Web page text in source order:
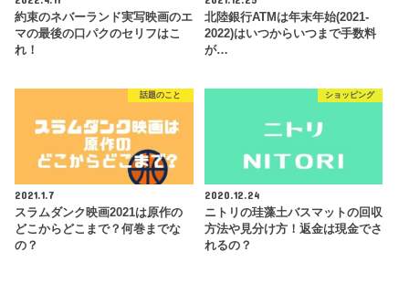
約束のネバーランド実写映画のエ
マの最後の口パクのセリフはこ
れ！
北陸銀行ATMは年末年始(2021-
2022)はいつからいつまで手数料
が…
話題のこと
2021.1.7
スラムダンク映画2021は原作の
どこからどこまで？何巻までな
の？
ショッピング
2020.12.24
ニトリの珪藻土バスマットの回収
方法や見分け方！返金は現金でさ
れるの？